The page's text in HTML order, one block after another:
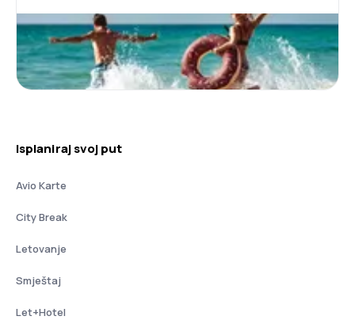
Isplaniraj svoj put
Avio Karte
City Break
Letovanje
Smještaj
Let+Hotel